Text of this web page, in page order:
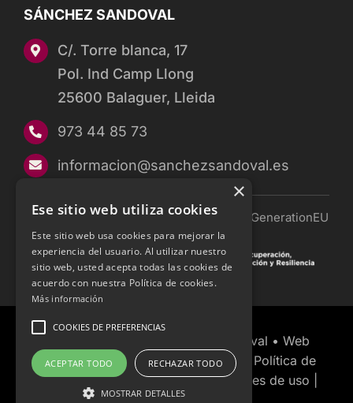
SÁNCHEZ SANDOVAL
C/. Torre blanca, 17
Pol. Ind Camp Llong
25600 Balaguer, Lleida
973 44 85 73
informacion@sanchezsandoval.es
Financiado por la Unión Europea — NextGenerationEU
© Copyright 2026 Sánchez Sandoval • Web
desarrollada por
Política de
Privacidad|Aviso Legal y condiciones de uso
×
Ese sitio web utiliza cookies
Este sitio web usa cookies para mejorar la
experiencia del usuario. Al utilizar nuestro
sitio web, usted acepta todas las cookies de
acuerdo con nuestra Política de cookies.
Más información
COOKIES DE PREFERENCIAS
ACEPTAR TODO RECHAZAR TODO
MOSTRAR DETALLES